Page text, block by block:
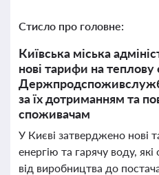
Стисло про головне:
Київська міська
нові тарифи на теплову
за їх дотриманням та
споживачам
У Києві затверджено нові
енергію та гарячу воду,
від виробництва до